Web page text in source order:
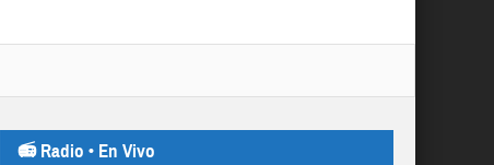
📻 Radio • En Vivo